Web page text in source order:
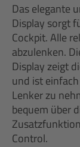
Das elegante
Display sorgt
Cockpit. Alle
abzulenken.
Display zeigt
und ist
Lenker zu
bequem über
Control.